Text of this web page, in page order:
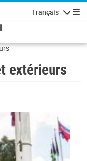
Français
extérieurs